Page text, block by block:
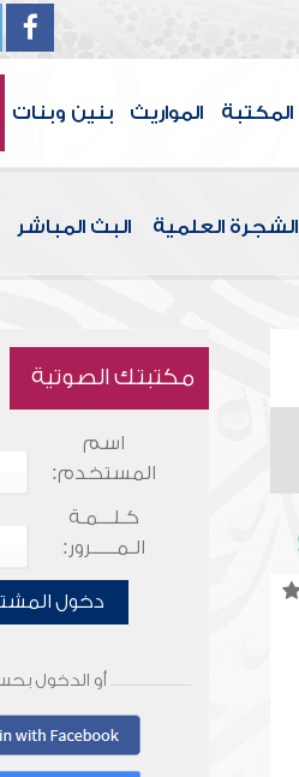
المكتبة المواريث بنين وبنات
الشجرة العلمية البث المباشر
مكتبتك الصوتية
اسم
المستخدم:
كـلـــمـة
الـمـــــرور:
دخول
أو الدخول